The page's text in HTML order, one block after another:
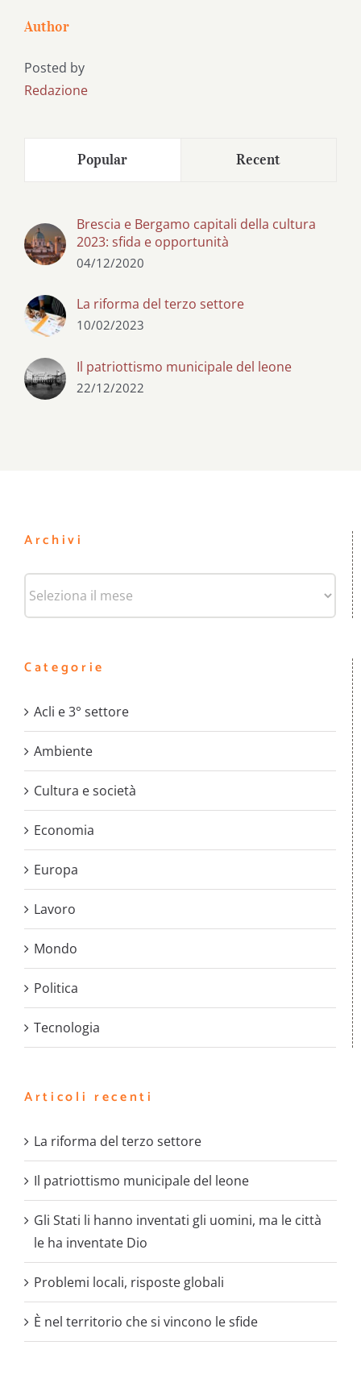
Author
Posted by
Redazione
Popular Recent
Brescia e Bergamo capitali della cultura
2023: sfida e opportunità
04/12/2020
La riforma del terzo settore
10/02/2023
Il patriottismo municipale del leone
22/12/2022
Archivi
Categorie
Acli e 3° settore
Ambiente
Cultura e società
Economia
Europa
Lavoro
Mondo
Politica
Tecnologia
Articoli recenti
La riforma del terzo settore
Il patriottismo municipale del leone
Gli Stati li hanno inventati gli uomini, ma le città
le ha inventate Dio
Problemi locali, risposte globali
È nel territorio che si vincono le sfide